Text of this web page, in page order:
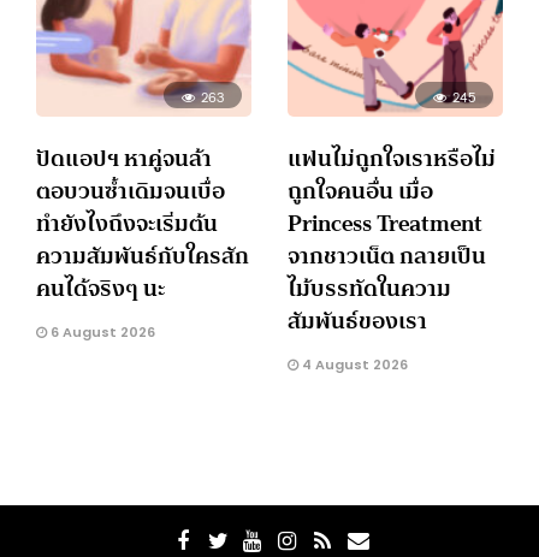
263
ปัดแอปฯ หาคู่จนล้า
ตอบวนซ้ำเดิมจนเบื่อ
ทำยังไงถึงจะเริ่มต้น
ความสัมพันธ์กับใครสัก
คนได้จริงๆ นะ
6 August 2026
245
แฟนไม่ถูกใจเราหรือไม่
ถูกใจคนอื่น เมื่อ
Princess Treatment
จากชาวเน็ต กลายเป็น
ไม้บรรทัดในความ
สัมพันธ์ของเรา
4 August 2026